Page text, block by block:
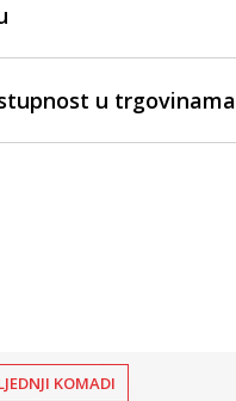
u trgovinama
KOMADI